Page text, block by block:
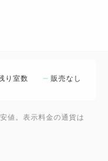
ーベキューのレス
当日お好みでお選び
ベントにご利用い
1室あたり、1泊は
り室数 販売なし
値。表示料金の通貨は